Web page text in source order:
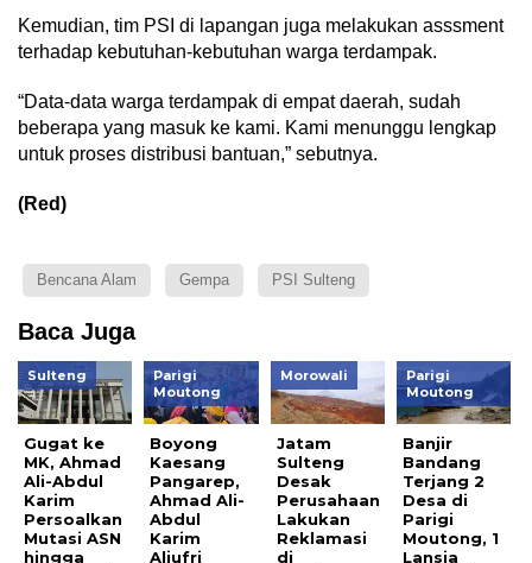
Kemudian, tim PSI di lapangan juga melakukan asssment
terhadap kebutuhan-kebutuhan warga terdampak.
“Data-data warga terdampak di empat daerah, sudah
beberapa yang masuk ke kami. Kami menunggu lengkap
untuk proses distribusi bantuan,” sebutnya.
(Red)
Bencana Alam Gempa PSI Sulteng
Baca Juga
Sulteng
Gugat ke
MK, Ahmad
Ali-Abdul
Karim
Persoalkan
Mutasi ASN
hingga
Parigi
Moutong
Boyong
Kaesang
Pangarep,
Ahmad Ali-
Abdul
Karim
Aljufri
Morowali
Jatam
Sulteng
Desak
Perusahaan
Lakukan
Reklamasi
di
Parigi
Moutong
Banjir
Bandang
Terjang 2
Desa di
Parigi
Moutong, 1
Lansia